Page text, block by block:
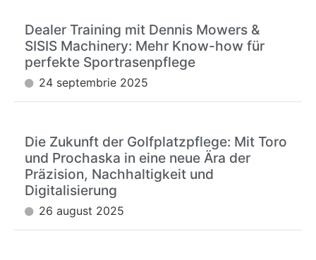
Dealer Training mit Dennis Mowers &
SISIS Machinery: Mehr Know-how für
perfekte Sportrasenpflege
24 septembrie 2025
Die Zukunft der Golfplatzpflege: Mit Toro
und Prochaska in eine neue Ära der
Präzision, Nachhaltigkeit und
Digitalisierung
26 august 2025